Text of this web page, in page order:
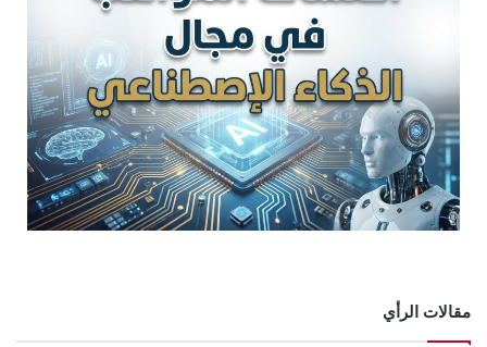
مقالات الرأي